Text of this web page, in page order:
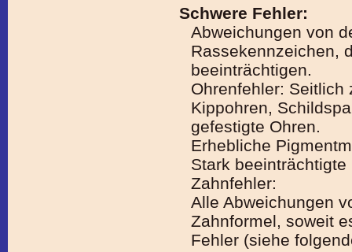
Schwere Fehler:
Abweichungen von
Rassekennzeichen,
beeinträchtigen.
Ohrenfehler: Seitlich
Kippohren,
gefestigte Ohren.
Erhebliche
Stark
Zahnfehler:
Alle Abweichungen
Zahnformel, soweit
Fehler (siehe